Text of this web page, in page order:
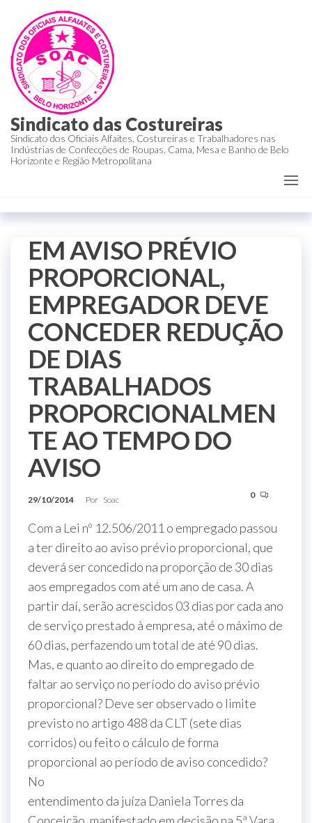
Sindicato das Costureiras
Sindicato dos Oficiais Alfaites, Costureiras e Trabalhadores nas
Indústrias de Confecções de Roupas, Cama, Mesa e Banho de Belo
Horizonte e Região Metropolitana
EM AVISO PRÉVIO
PROPORCIONAL,
EMPREGADOR DEVE
CONCEDER REDUÇÃO
DE DIAS
TRABALHADOS
PROPORCIONALMEN
TE AO TEMPO DO
AVISO
29/10/2014 Por Soac 0
Com a Lei nº 12.506/2011 o empregado passou
a ter direito ao aviso prévio proporcional, que
deverá ser concedido na proporção de 30 dias
aos empregados com até um ano de casa. A
partir daí, serão acrescidos 03 dias por cada ano
de serviço prestado à empresa, até o máximo de
60 dias, perfazendo um total de até 90 dias.
Mas, e quanto ao direito do empregado de
faltar ao serviço no período do aviso prévio
proporcional? Deve ser observado o limite
previsto no artigo 488 da CLT (sete dias
corridos) ou feito o cálculo de forma
proporcional ao período de aviso concedido?
No
entendimento da juíza Daniela Torres da